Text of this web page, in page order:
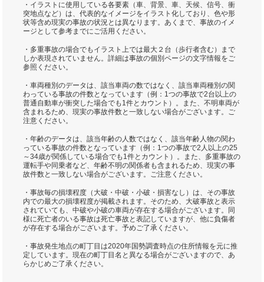
・イラストに使用している各要素（車、背景、車、天候、信号、衝
突地点など）は、代表的なイメージをイラスト化しており、色や形
状等含め現実の事故の状況とは異なります。あくまで、事故のイメ
ージとして参考までにご活用ください。
・多重事故の場合でもイラスト上では最大２台（歩行者含む）まで
しか表現されていません。詳細は事故の個別ページの文字情報をご
参照ください。
・車両種別のデータは、該当車両の数ではなく、該当車両種別の関
わっている事故の件数となっています（例：1つの事故で2台以上の
普通自動車が衝突した場合でも1件とカウント）。また、不明車両が
含まれるため、現実の事故件数と一致しない場合がございます。ご
注意ください。
・年齢のデータは、該当年齢の人数ではなく、該当年齢人物の関わ
っている事故の件数となっています（例：1つの事故で2人以上の25
～34歳が関係している場合でも1件とカウント）。また、多重事故の
運転手や同乗者など、年齢不明の関係者も含まれるため、現実の事
故件数と一致しない場合がございます。ご注意ください。
・事故毎の損壊程度（大破・中破・小破・損害なし）は、その事故
内での最大の損壊程度が掲載されます。そのため、大破事故と表示
されていても、中破や小破の車両が存在する場合がございます。同
様に死亡者のいる事故は死亡事故と表記していますが、他に負傷者
が存在する場合がございます。予めご了承ください。
・事故発生地点の町丁目は2020年国勢調査時点の住所情報を元に推
定しています。現在の町丁目名と異なる場合がございますので、あ
らかじめご了承ください。